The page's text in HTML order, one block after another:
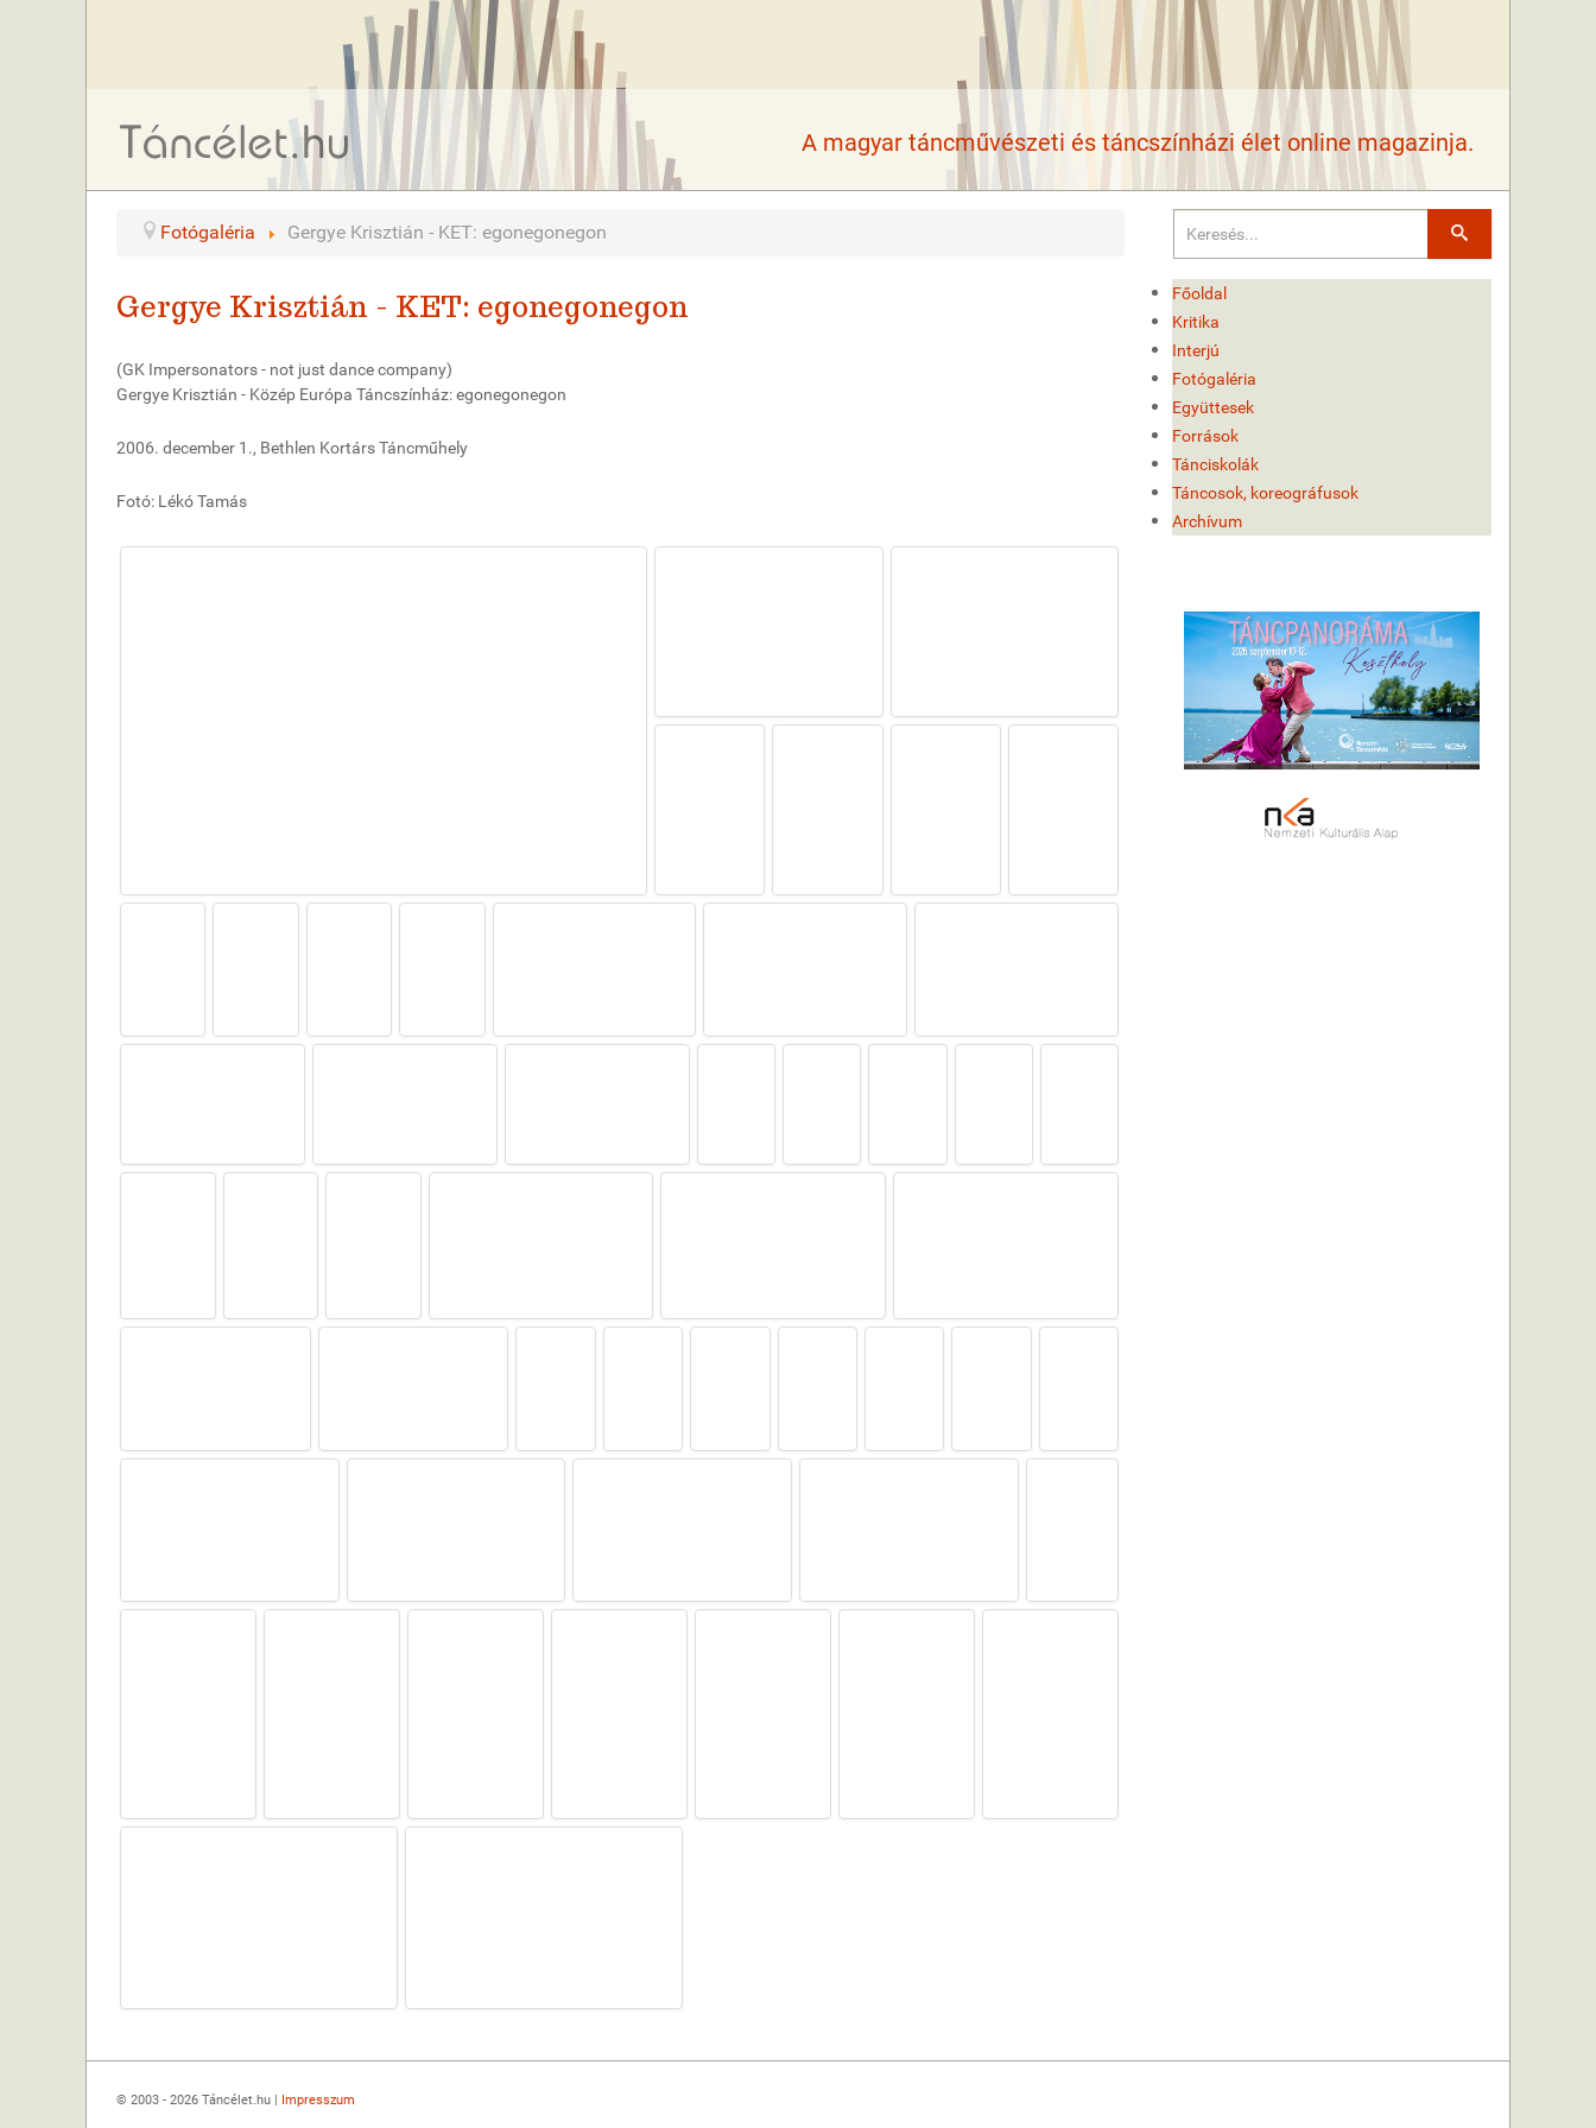
A magyar táncművészeti és táncszínházi élet online magazinja.
Fotógaléria Gergye Krisztián - KET: egonegonegon
Gergye Krisztián - KET: egonegonegon
(GK Impersonators - not just dance company)
Gergye Krisztián - Közép Európa Táncszínház: egonegonegon
2006. december 1., Bethlen Kortárs Táncműhely
Fotó: Lékó Tamás
Keresés
Főoldal
Kritika
Interjú
Fotógaléria
Együttesek
Források
Tánciskolák
Táncosok, koreográfusok
Archívum
© 2003 - 2026 Táncélet.hu | Impresszum